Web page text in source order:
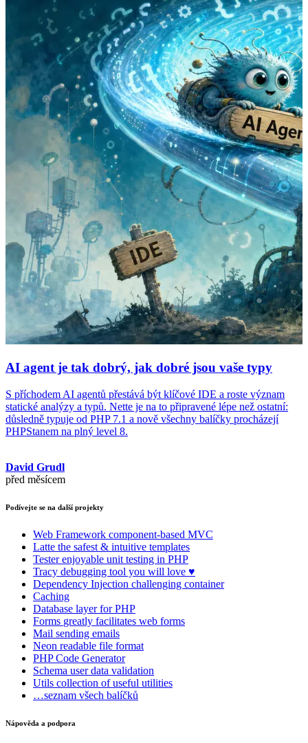
AI agent je tak dobrý, jak dobré jsou vaše typy
S příchodem AI agentů přestává být klíčové IDE a roste význam
statické analýzy a typů. Nette je na to připravené lépe než ostatní:
důsledně typuje od PHP 7.1 a nově všechny balíčky procházejí
PHPStanem na plný level 8.
David Grudl
před měsícem
Podívejte se na další projekty
Web Framework component-based MVC
Latte the safest & intuitive templates
Testerenjoyable unit testing in PHP
Tracy debugging tool you will love ♥
Dependency Injection challenging container
Caching
Database layer for PHP
Forms greatly facilitates web forms
Mail sending emails
Neon readable file format
PHP Code Generator
Schema user data validation
Utils collection of useful utilities
…seznam všech balíčků
Nápověda a podpora